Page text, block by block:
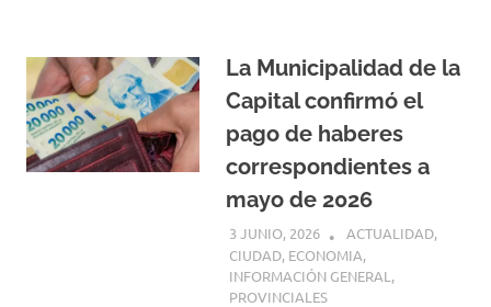
La Municipalidad de la
Capital confirmó el
pago de haberes
correspondientes a
mayo de 2026
3 JUNIO, 2026 H P
ACTUALIDAD,
CIUDAD, ECONOMIA,
INFORMACIÓN GENERAL ,
PROVINCIALES